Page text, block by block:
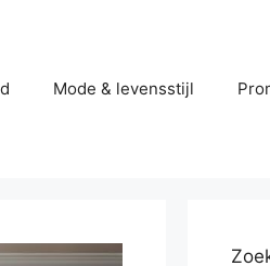
Mode & levensstijl